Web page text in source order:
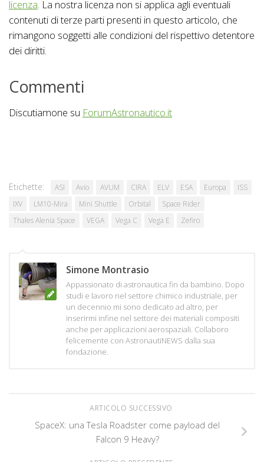
licenza . La nostra licenza non si applica agli eventuali
contenuti di terze parti presenti in questo articolo, che
rimangono soggetti alle condizioni del rispettivo detentore
dei diritti.
Commenti
Discutiamone su ForumAstronautico.it
Etichette: ASI Avio AVUM CIRA ELV ESA Europa
ISS
IXV
LM10-Mira Mini Shuttle Orbital
Space Rider
Thales Alenia Space
VEGA Vega C Vega E Zefiro
Simone Montrasio
Appassionato di astronautica fin da bambino. Dopo
studi e lavoro nel settore chimico industriale, per
un decennio mi sono dedicato ad altro, per
inserirmi infine nel settore dei materiali compositi
anche per applicazioni aerospaziali. Collaboro
felicemente con AstronautiNEWS dalla sua
fondazione.
ARTICOLO SUCCESSIVO
SpaceX: una Tesla Roadster come payload del
Falcon 9 Heavy?